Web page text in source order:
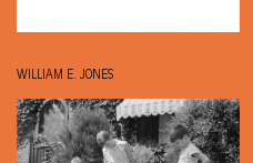
WILLIAM E. JONES